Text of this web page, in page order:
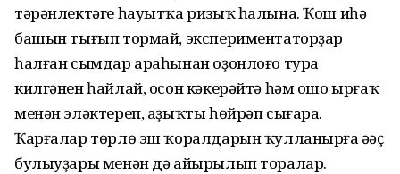
тәрәнлектәге һауытҡа ризыҡ һалына. Ҡош иһә
башын тығып тормай, экспериментаторҙар
һалған сымдар араһынан оҙонлоғо тура
килгәнен һайлай, осон кәкерәйтә һәм ошо ырғаҡ
менән эләктереп, аҙыҡты һөйрәп сығара.
Ҡарғалар төрлө эш ҡоралдарын ҡулланырға әүәҫ
булыуҙары менән дә айырылып торалар.